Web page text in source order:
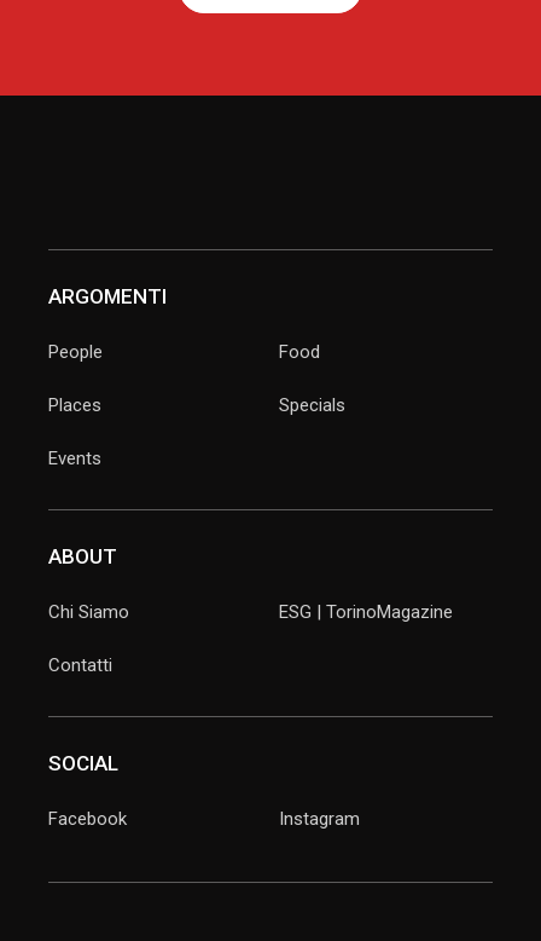
ARGOMENTI
People
Places
Events
Food
Specials
ABOUT
Chi Siamo
Contatti
ESG | TorinoMagazine
SOCIAL
Facebook Instagram